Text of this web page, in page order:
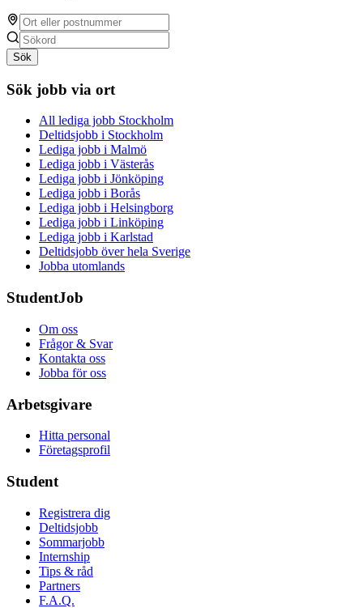
Sök
Sök jobb via ort
All lediga jobb Stockholm
Deltidsjobb i Stockholm
Lediga jobb i Malmö
Lediga jobb i Västerås
Lediga jobb i Jönköping
Lediga jobb i Borås
Lediga jobb i Helsingborg
Lediga jobb i Linköping
Lediga jobb i Karlstad
Deltidsjobb över hela Sverige
Jobba utomlands
StudentJob
Om oss
Frågor & Svar
Kontakta oss
Jobba för oss
Arbetsgivare
Hitta personal
Företagsprofil
Student
Registrera dig
Deltidsjobb
Sommarjobb
Internship
Tips & råd
Partners
F.A.Q.